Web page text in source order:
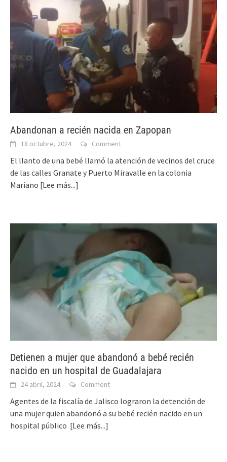
Abandonan a recién nacida en Zapopan
18 octubre, 2024 Comment
El llanto de una bebé llamó la atención de vecinos del cruce
de las calles Granate y Puerto Miravalle en la colonia
Mariano [Lee más...]
Detienen a mujer que abandonó a bebé recién
nacido en un hospital de Guadalajara
24 abril, 2024 Comment
Agentes de la fiscalía de Jalisco lograron la detención de
una mujer quien abandonó a su bebé recién nacido en un
hospital público [Lee más...]